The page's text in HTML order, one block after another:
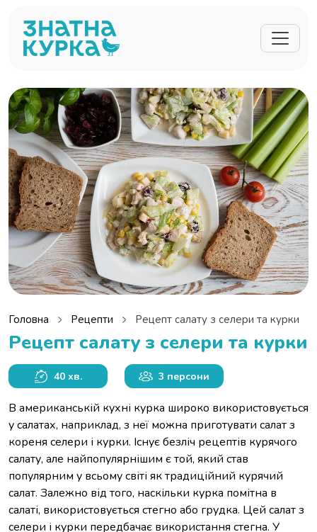
Головна Рецепти Рецепт салату з селери та курки
Рецепт салату з селери та курки
40 хв. 3 персони
В американській кухні курка широко використовується
у салатах, наприклад, з неї можна приготувати салат з
кореня селери і курки. Існує безліч рецептів курячого
салату, але найпопулярнішим є той, який став
популярним у всьому світі як традиційний курячий
салат. Залежно від того, наскільки курка помітна в
салаті, використовується стегно або грудка. Цей салат з
селери і курки передбачає використання стегна. У